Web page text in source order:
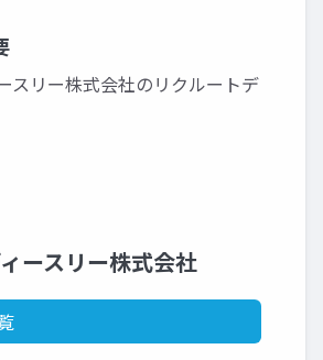
スリー株式会社のリクルートデ
ースリー株式会社